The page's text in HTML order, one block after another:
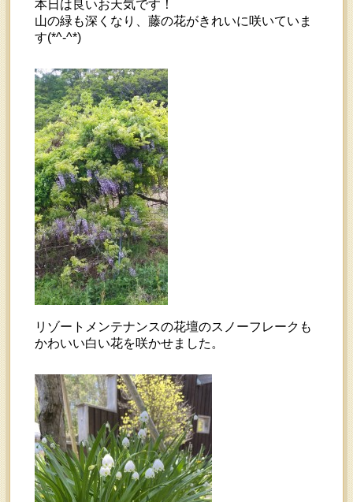
本日は良いお天気です！
山の緑も深くなり、藤の花がきれいに咲いていま
す(*^-^*)
リゾートメンテナンスの花壇のスノーフレークも
かわいい白い花を咲かせました。